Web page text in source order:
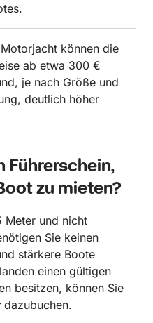
können die
ab etwa 300 €
je nach Größe und
deutlich höher
Führerschein,
zu mieten?
Meter und nicht
Sie keinen
stärkere Boote
einen gültigen
besitzen, können Sie
dazubuchen.